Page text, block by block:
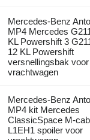
Mercedes-Benz
MP4 Mercedes
KL Powershift 3
12 KL Powershift
versnellingsbak voor
vrachtwagen
Mercedes-Benz
MP4 kit Mercedes
ClassicSpace M-cab
L1EH1 spoiler voor